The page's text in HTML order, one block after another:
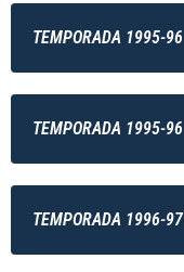
TEMPORADA 1995-96
TEMPORADA 1995-96
TEMPORADA 1996-97